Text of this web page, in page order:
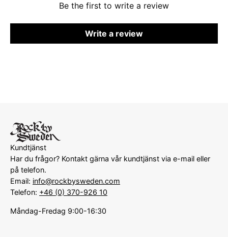
Be the first to write a review
Write a review
Kundtjänst
Har du frågor? Kontakt gärna vår kundtjänst via e-mail eller
på telefon.
Email: info@rockbysweden.com
Telefon: +46 (0) 370-926 10
Måndag-Fredag 9:00-16:30